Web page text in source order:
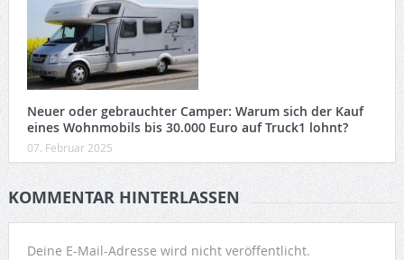
Neuer oder gebrauchter Camper: Warum sich der Kauf
eines Wohnmobils bis 30.000 Euro auf Truck1 lohnt?
07. Februar 2025
KOMMENTAR HINTERLASSEN
Deine E-Mail-Adresse wird nicht veröffentlicht.